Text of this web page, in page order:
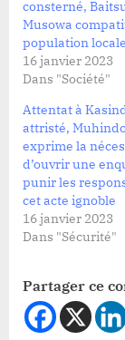
consterné,
Musowa
population locale
16 janvier 2023
Dans "Société"
Attentat à
attristé,
exprime la
d’ouvrir une
punir les
cet acte ignoble
16 janvier 2023
Dans "Sécurité"
Partager ce